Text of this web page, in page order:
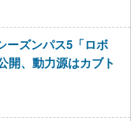
ーズンパス5「ロボ
開、動力源はカブト